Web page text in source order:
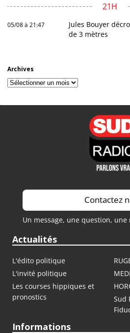
21H
05/08 à 21:47
Jules Bouyer
de 3 mètres
Archives
Archives
Contactez
Un message, une question,
Actualités
L'édito politique
L'invité politique
Les courses hippiques et
pronostics
Sud
Informations